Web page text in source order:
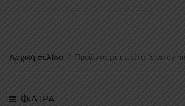
Αρχική σελίδα / Προϊόντα με ετικέτα “stanley
ΦΙΛΤΡΑ